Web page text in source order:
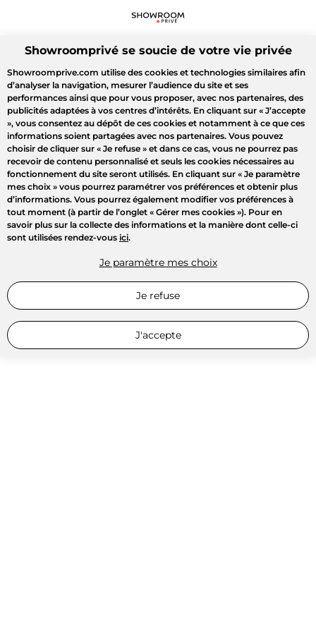
Showroomprivé se soucie de votre vie privée
Showroomprive.com utilise des cookies et technologies similaires afin
d’analyser la navigation, mesurer l’audience du site et ses
performances ainsi que pour vous proposer, avec nos partenaires, des
publicités adaptées à vos centres d’intérêts. En cliquant sur « J’accepte
», vous consentez au dépôt de ces cookies et notamment à ce que ces
informations soient partagées avec nos partenaires. Vous pouvez
choisir de cliquer sur « Je refuse » et dans ce cas, vous ne pourrez pas
recevoir de contenu personnalisé et seuls les cookies nécessaires au
fonctionnement du site seront utilisés. En cliquant sur « Je paramètre
mes choix » vous pourrez paramétrer vos préférences et obtenir plus
d’informations. Vous pourrez également modifier vos préférences à
tout moment (à partir de l’onglet « Gérer mes cookies »). Pour en
savoir plus sur la collecte des informations et la manière dont celle-ci
sont utilisées rendez-vous ici.
Je paramètre mes choix
Je refuse
J'accepte